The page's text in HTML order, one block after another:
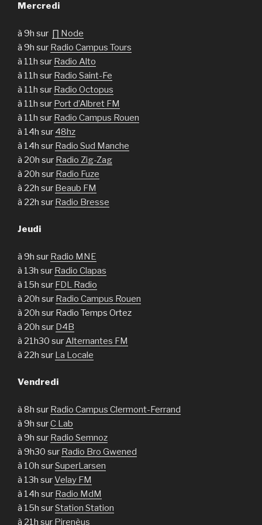
Mercredi
à 9h sur ∏ Node
à 9h sur Radio Campus Tours
à 11h sur Radio Alto
à 11h sur Radio Saint-Fe
à 11h sur Radio Octopus
à 11h sur Port d’Albret FM
à 11h sur Radio Campus Rouen
à 14h sur 48hz
à 14h sur Radio Sud Manche
à 20h sur Radio Zig-Zag
à 20h sur Radio Fuze
à 22h sur Beaub FM
à 22h sur Radio Bresse
Jeudi
à 9h sur Radio MNE
à 13h sur Radio Clapas
à 15h sur FDL Radio
à 20h sur Radio Campus Rouen
à 20h sur Radio Temps Ortez
à 20h sur D4B
à 21h30 surAlternantes FM
à 22h sur La Locale
Vendredi
à 8h sur Radio Campus Clermont-Ferrand
à 9h surC Lab
à 9h sur Radio Semnoz
à 9h30 sur Radio Bro Gwened
à 10h surSuperLarsen
à 13h surVelay FM
à 14h sur Radio MdM
à 15h surStation Station
à 21h sur Pirenèus